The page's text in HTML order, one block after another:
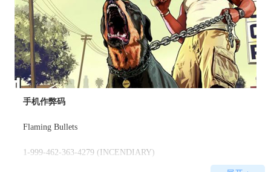
手机作弊码
Flaming Bullets
1-999-462-363-4279 (INCENDIARY)